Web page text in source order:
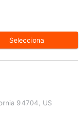
Selecciona
94704, US